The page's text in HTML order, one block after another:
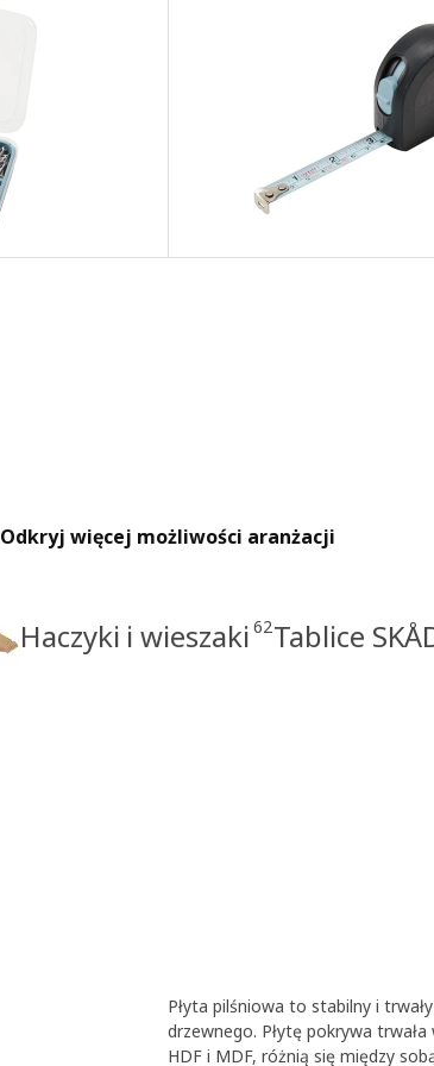
Odkryj więcej możliwości aranżacji
Haczyki i wieszaki 62Tablice
Płyta pilśniowa to stabilny i
drzewnego. Płytę pokrywa
HDF i MDF, różnią się między